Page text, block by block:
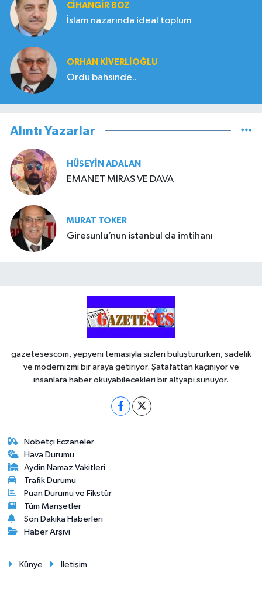
CIHANGIR BOZ
İslam nazarında ideal toplum
ORHAN KIVERLIOĞLU
Ordu bahsinde..
Alıntı Yazarlar
HÜSEYIN ADALAN
EMANET MİRAS VE DAVA
MURAT TOKER
Giresunlu’nun istanbul da imtihanı
gazetesescom, yepyeni temasıyla sizleri buluştururken, sadelik
ve modernizmi bir araya getiriyor. Şatafattan kaçınıyor ve
insanlara haber okuyabilecekleri bir altyapı sunuyor.
Nöbetçi Eczaneler
Hava Durumu
Aydin Namaz Vakitleri
Trafik Durumu
Puan Durumu ve Fikstür
Tüm Manşetler
Son Dakika Haberleri
Haber Arşivi
Künye İletişim